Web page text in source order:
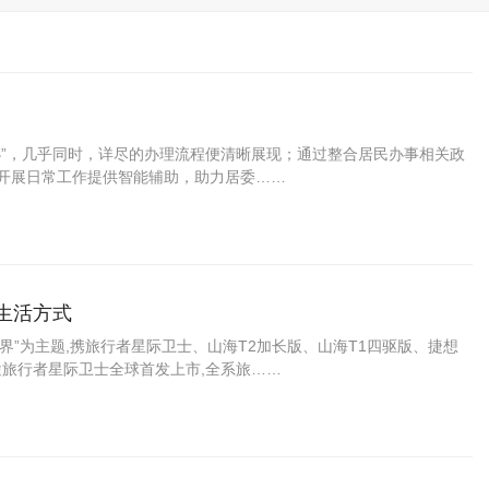
，几乎同时，详尽的办理流程便清晰展现；通过整合居民办事相关政
展日常工作提供智能辅助，助力居委……
活方式
”为主题,携旅行者星际卫士、山海T2加长版、山海T1四驱版、捷想
行者星际卫士全球首发上市,全系旅……